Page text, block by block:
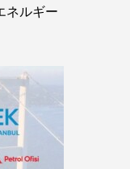
ネルギー